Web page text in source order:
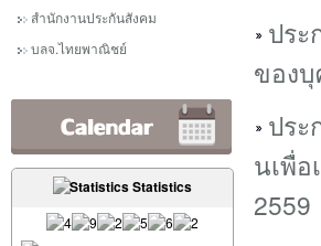
สำนักงานประกันสังคม
บลจ.ไทยพาณิชย์
Statistics
ประ
ของ
ประ
นเพื่
2559